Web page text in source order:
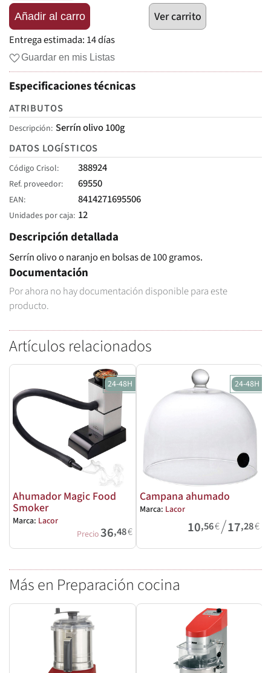
Añadir al carro Ver carrito
Entrega estimada: 14 días
Guardar en mis Listas
Especificaciones técnicas
ATRIBUTOS
Descripción Serrín olivo 100g
DATOS LOGÍSTICOS
Código Crisol 388924
Ref. proveedor 69550
EAN 8414271695506
Unidades por caja 12
Descripción detallada
Serrín olivo o naranjo en bolsas de 100 gramos.
Documentación
Por ahora no hay documentación disponible para este
producto.
Artículos relacionados
24-48H
Ahumador Magic Food
Smoker
Marca: Lacor
Precio36,48€
24-48H
Campana ahumado
Marca: Lacor
10,56€/17,28€
Más en Preparación cocina